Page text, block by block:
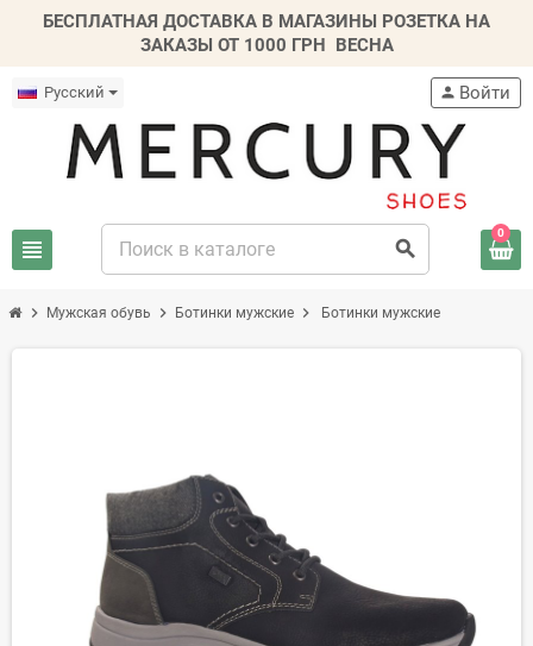
БЕСПЛАТНАЯ ДОСТАВКА В МАГАЗИНЫ РОЗЕТКА НА
ЗАКАЗЫ ОТ 1000 ГРН ВЕСНА
Русский
view_headline search
person Войти
0
chevron_right Мужская обувь chevron_right Ботинки мужские chevron_right Ботинки мужские